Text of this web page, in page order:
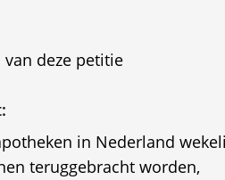
deze petitie
in Nederland
teruggebracht worden,